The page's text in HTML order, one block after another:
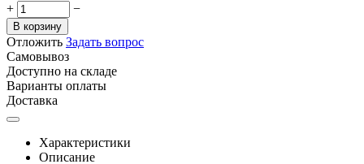
+ −
В корзину
Отложить Задать вопрос
Самовывоз
Доступно на складе
Варианты оплаты
Доставка
Характеристики
Описание